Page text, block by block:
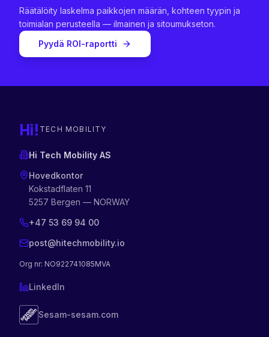
Räätälöity laskelma paikkojen määrän, kohteen tyypin ja
toimialan perusteella — ilmainen ja sitoumukseton.
Pyydä ROI-raportti
Hi! TECH MOBILITY
Hi Tech Mobility AS
Hovedkontor
Kokstadflaten 11
5257 Bergen — NORWAY
+47 53 69 94 00
post@hitechmobility.io
Org nr: NO922741085MVA
LinkedIn
Sesam-sesam.com